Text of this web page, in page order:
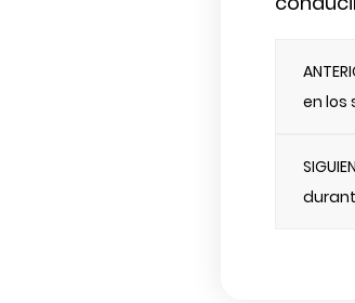
en los